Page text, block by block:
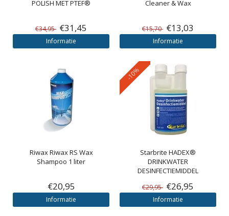
POLISH MET PTEF®
€34,95 €31,45
Informatie
Cleaner & Wax
€15,70 €13,03
Informatie
RiwaxRiwax RS Wax
Shampoo 1 liter
€20,95
Informatie
-10%
Starbrite HADEX®
DRINKWATER
DESINFECTIEMIDDEL
€29,95 €26,95
Informatie